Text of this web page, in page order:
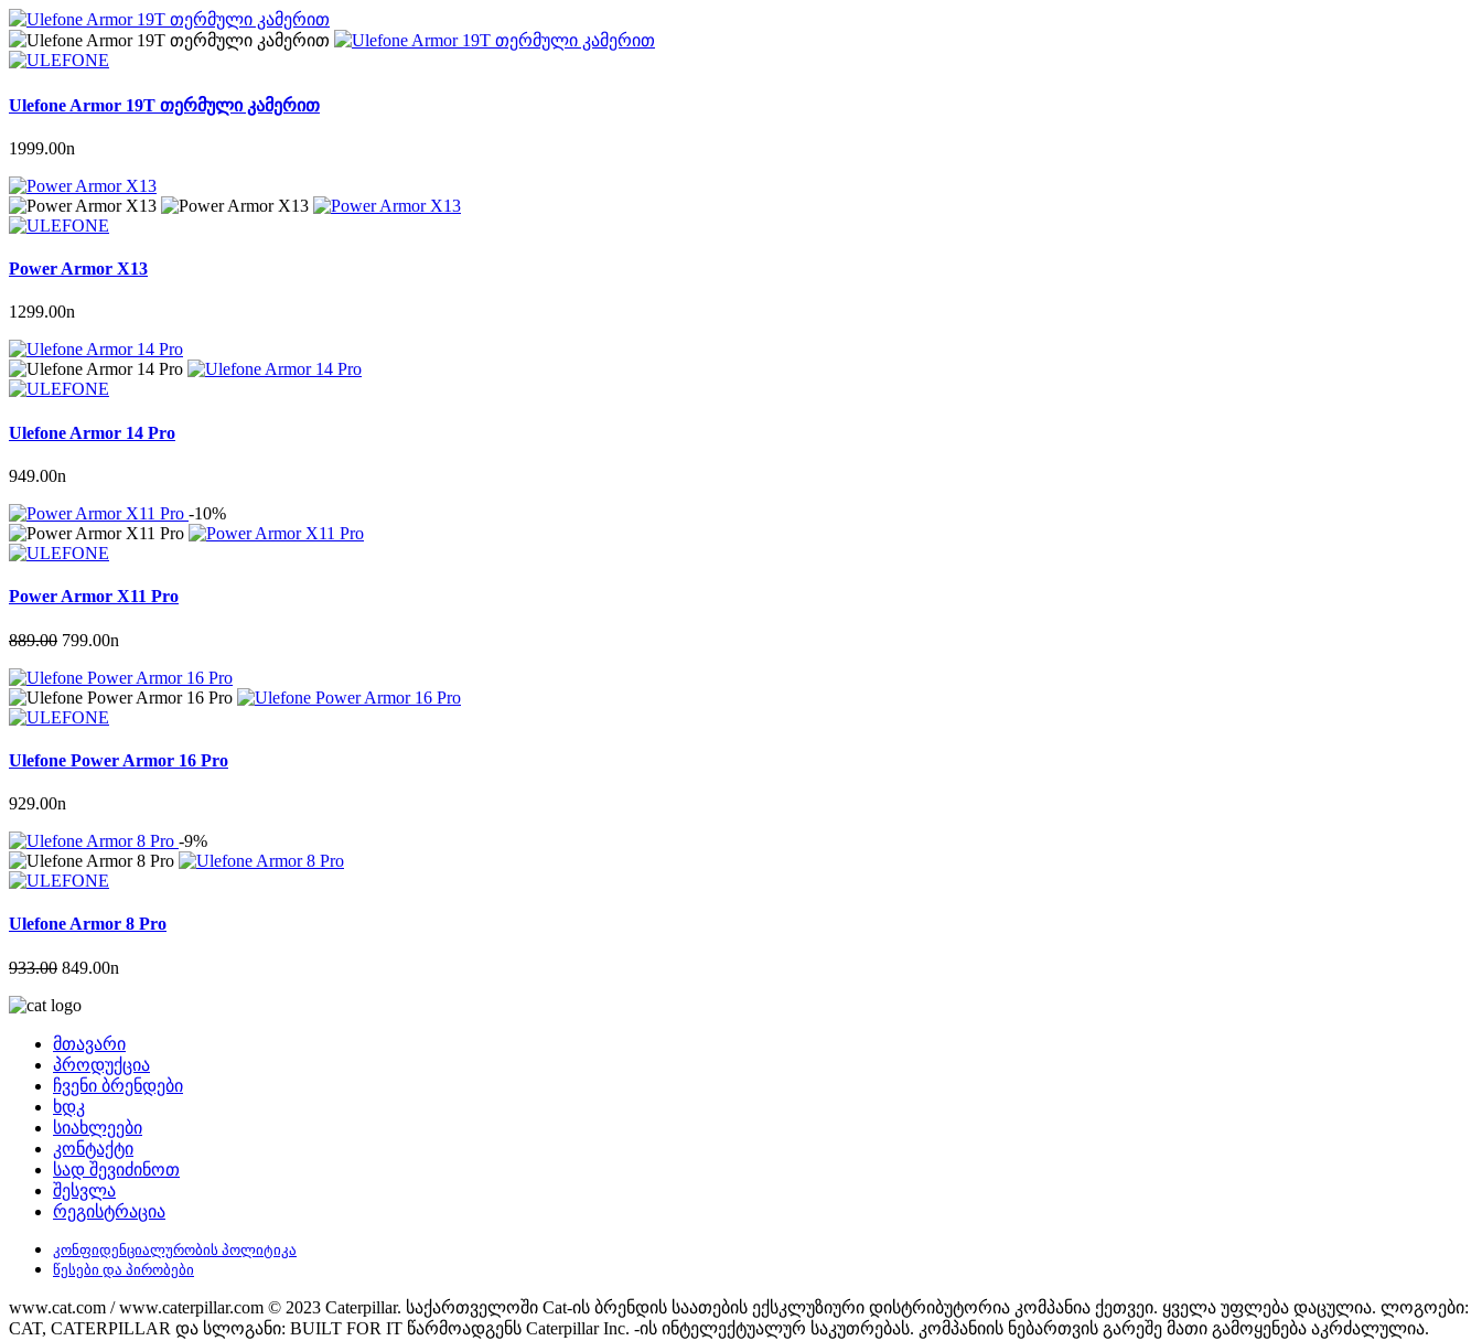
Ulefone Armor 19T თერმული კამერით
1999.00n
Power Armor X13
1299.00n
Ulefone Armor 14 Pro
949.00n
-10%
Power Armor X11 Pro
889.00 799.00n
Ulefone Power Armor 16 Pro
929.00n
-9%
Ulefone Armor 8 Pro
933.00 849.00n
მთავარი
პროდუქცია
ჩვენი ბრენდები
ხდკ
სიახლეები
კონტაქტი
სად შევიძინოთ
შესვლა
რეგისტრაცია
კონფიდენციალურობის პოლიტიკა
წესები და პირობები
www.cat.com / www.caterpillar.com © 2023 Caterpillar. საქართველოში Cat-ის ბრენდის საათების ექსკლუზიური დისტრიბუტორია კომპანია ქეთვეი. ყველა უფლება დაცულია. ლოგოები:
CAT, CATERPILLAR და სლოგანი: BUILT FOR IT წარმოადგენს Caterpillar Inc. -ის ინტელექტუალურ საკუთრებას. კომპანიის ნებართვის გარეშე მათი გამოყენება აკრძალულია.